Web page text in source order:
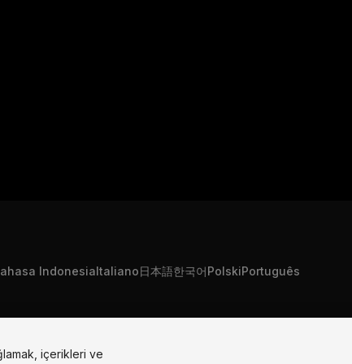
IndonesiaItaliano日本語한국어PolskiPortuguês
UlaşınDSA Şikayeti
içerikleri ve